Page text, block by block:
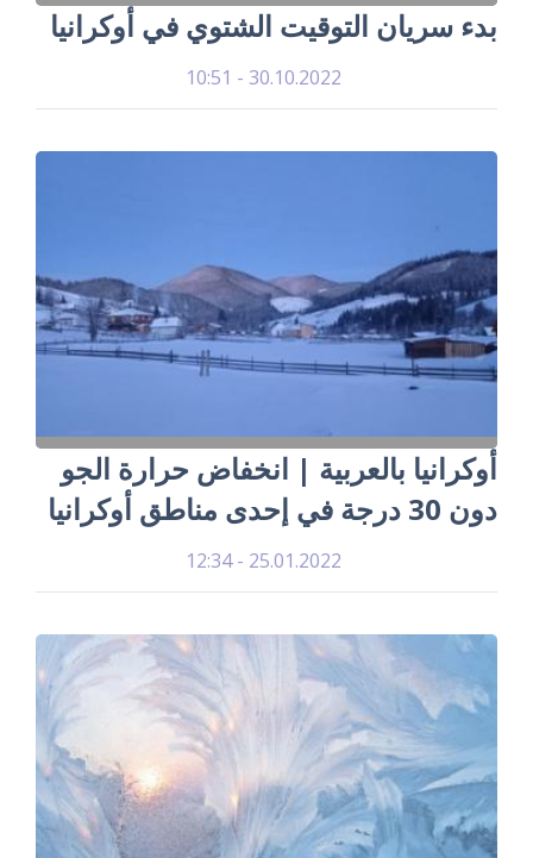
بدء سريان التوقيت الشتوي في أوكرانيا
30.10.2022 - 10:51
أوكرانيا بالعربية | انخفاض حرارة الجو
دون 30 درجة في إحدى مناطق أوكرانيا
25.01.2022 - 12:34